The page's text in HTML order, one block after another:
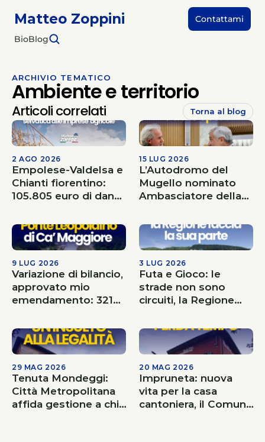
ARCHIVIO TEMATICO
Ambiente e territorio
Articoli correlati Torna al blog
2 AGO 2026
Empolese-Valdelsa e
Chianti fiorentino:
105.805 euro di danni
selvatica alle imprese
agricole
15 LUG 2026
L’Autodromo del
Mugello nominato
Ambasciatore della
Sport
9 LUG 2026
Variazione di bilancio,
approvato mio
emendamento: 321
di Firenzuola per la
conservazione Ponte
Leopoldino di Ca'
Maggiore
3 LUG 2026
Futa e Gioco: le
strade non sono
circuiti, la Regione
29 MAG 2026
Tenuta Mondeggi:
Città Metropolitana
affida gestione a chi
20 MAG 2026
Impruneta: nuova
vita per la casa
cantoniera, il Comune
Matteo Zoppini
Contattami
BioBlog